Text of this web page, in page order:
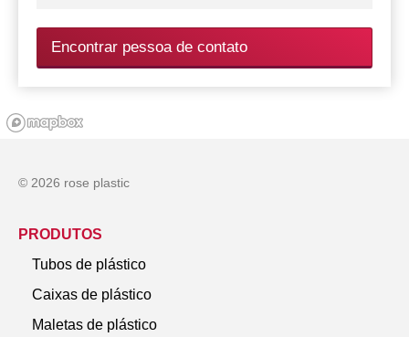
Encontrar pessoa de contato
© 2026 rose plastic
PRODUTOS
Tubos de plástico
Caixas de plástico
Maletas de plástico